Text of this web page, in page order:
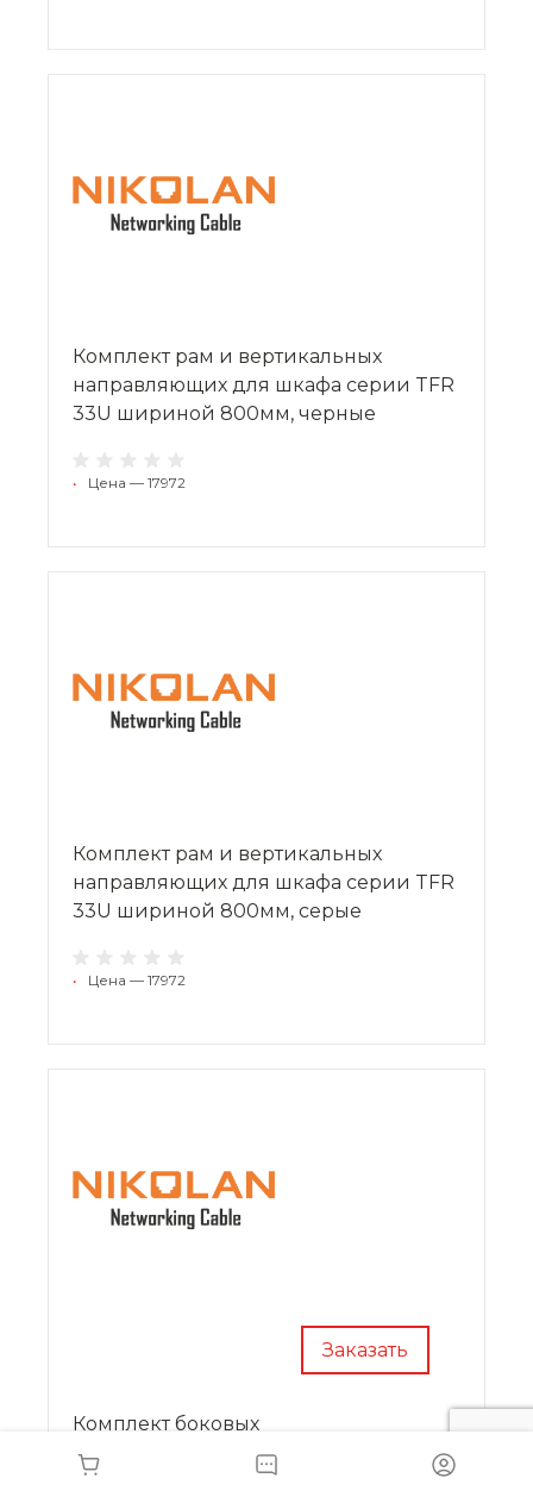
Комплект рам и вертикальных
направляющих для шкафа серии TFR
33U шириной 800мм, черные
• Цена — 17972
Комплект рам и вертикальных
направляющих для шкафа серии TFR
33U шириной 800мм, серые
• Цена — 17972
Заказать
Комплект боковых
цельнометаллических стенок для
шкафа серии TFR 33U глубиной